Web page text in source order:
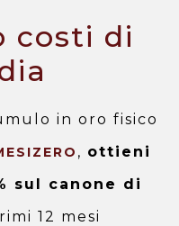
costi di
in oro fisico
, ottieni
sul canone di
12 mesi